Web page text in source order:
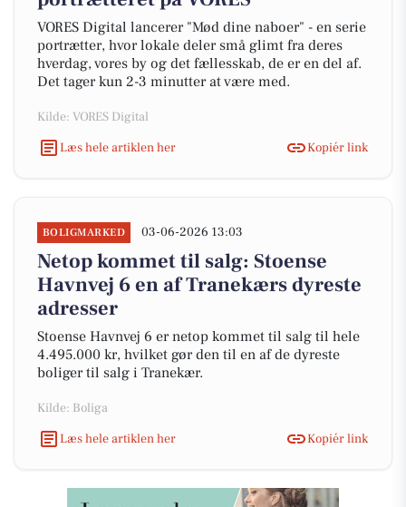
VORES Digital lancerer "Mød dine naboer" - en serie
portrætter, hvor lokale deler små glimt fra deres
hverdag, vores by og det fællesskab, de er en del af.
Det tager kun 2-3 minutter at være med.
Kilde: VORES Digital
Læs hele artiklen her
Kopiér link
BOLIGMARKED 03-06-2026 13:03
Netop kommet til salg: Stoense
Havnvej 6 en af Tranekærs dyreste
adresser
Stoense Havnvej 6 er netop kommet til salg til hele
4.495.000 kr, hvilket gør den til en af de dyreste
boliger til salg i Tranekær.
Kilde: Boliga
Læs hele artiklen her
Kopiér link